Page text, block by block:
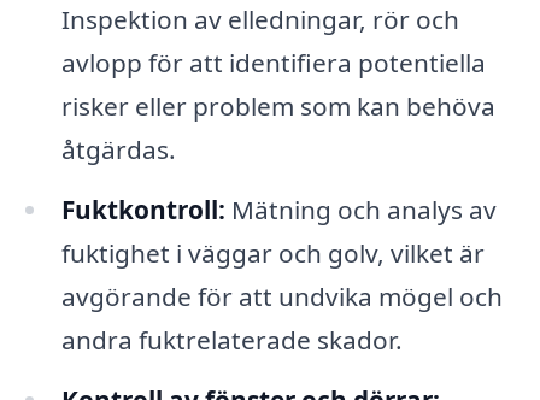
Inspektion av elledningar, rör och
avlopp för att identifiera potentiella
risker eller problem som kan behöva
åtgärdas.
Fuktkontroll: Mätning och analys av
fuktighet i väggar och golv, vilket är
avgörande för att undvika mögel och
andra fuktrelaterade skador.